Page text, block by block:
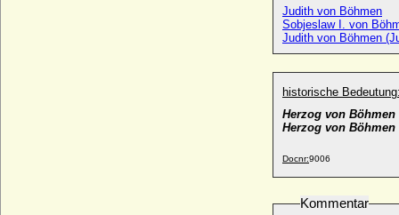
Judith von Böhmen
Sobjeslaw I. von
Judith von Böhmen
historische
Herzog von Böhmen
Herzog von Böhmen
Docnr:9006
Kommentar